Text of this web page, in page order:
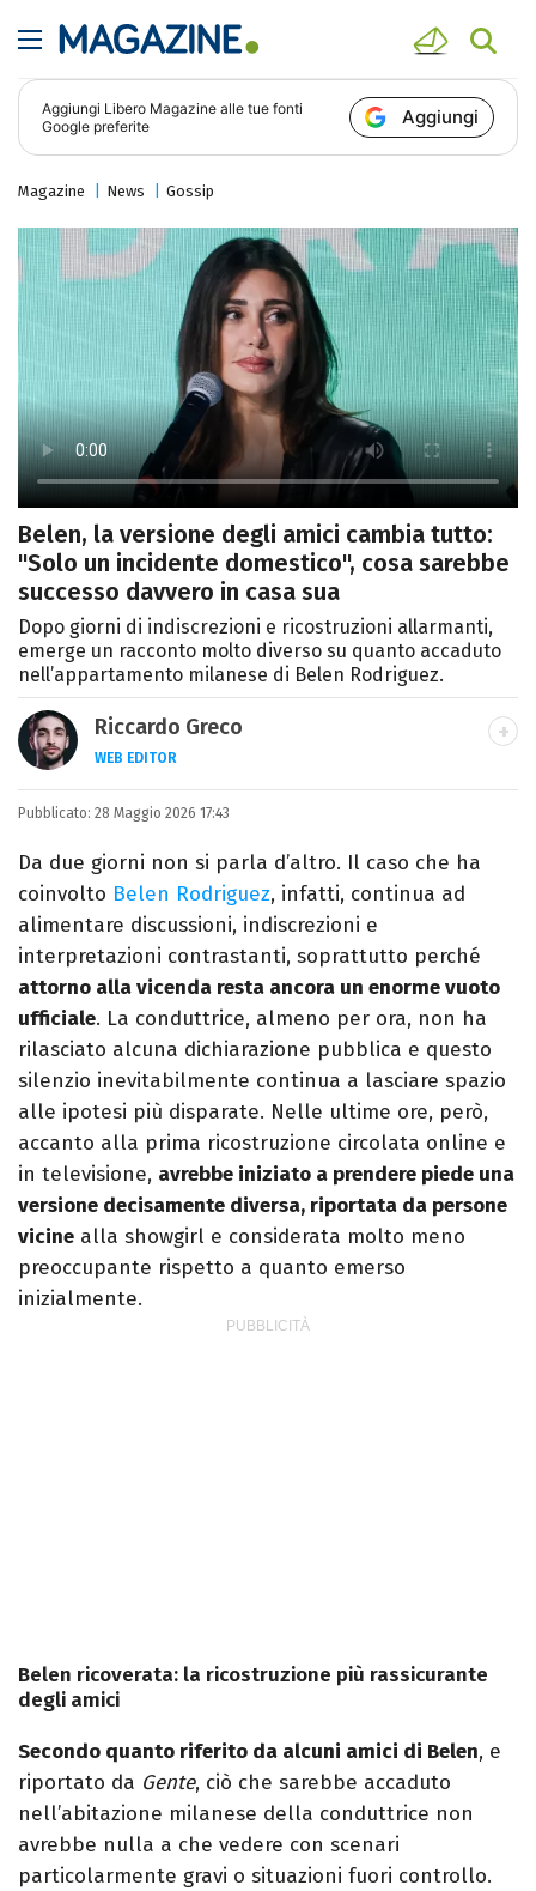
Aggiungi Libero Magazine alle tue fonti
Google preferite
Aggiungi
Magazine News Gossip
Belen, la versione degli amici cambia tutto:
"Solo un incidente domestico", cosa sarebbe
successo davvero in casa sua
Dopo giorni di indiscrezioni e ricostruzioni allarmanti,
emerge un racconto molto diverso su quanto accaduto
nell’appartamento milanese di Belen Rodriguez.
Riccardo Greco
WEB EDITOR
LINKEDIN
Si avvicina all'editoria studiando all'IED
come Fashion Editor. Si specializza poi in
Comunicazione digitale, Giornalismo e
Nuovi media presso La Sapienza,
collaborando con alcune testate ed uffici
stampa.
Pubblicato: 28 Maggio 2026 17:43
Da due giorni non si parla d’altro. Il caso che ha
coinvolto Belen Rodriguez, infatti, continua ad
alimentare discussioni, indiscrezioni e
interpretazioni contrastanti, soprattutto perché
attorno alla vicenda resta ancora un enorme vuoto
ufficiale. La conduttrice, almeno per ora, non ha
rilasciato alcuna dichiarazione pubblica e questo
silenzio inevitabilmente continua a lasciare spazio
alle ipotesi più disparate. Nelle ultime ore, però,
accanto alla prima ricostruzione circolata online e
in televisione, avrebbe iniziato a prendere piede una
versione decisamente diversa, riportata da persone
vicine alla showgirl e considerata molto meno
preoccupante rispetto a quanto emerso
inizialmente.
Belen ricoverata: la ricostruzione più rassicurante
degli amici
Secondo quanto riferito da alcuni amici di Belen, e
riportato da Gente, ciò che sarebbe accaduto
nell’abitazione milanese della conduttrice non
avrebbe nulla a che vedere con scenari
particolarmente gravi o situazioni fuori controllo.